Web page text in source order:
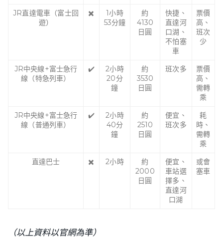
JR直達電車（富士回
遊）
✖️
1小時
53分鐘
約
4130
日圓
快捷、
直達河
口湖、
不怕塞
車
票價
高、
班次
少
JR中央線+富士急行
線（特急列車）
✔️
2小時
20分
鐘
約
3530
日圓
班次多
票價
高、
需轉
乘
JR中央線+富士急行
線（普通列車）
✔️
2小時
40分
鐘
約
2510
日圓
便宜、
班次多
耗
時、
需轉
乘
直達巴士
✖️ 2小時
約
2000
日圓
便宜、
車站選
擇多、
直達河
口湖
或會
塞車
（以上資料以官網為準）